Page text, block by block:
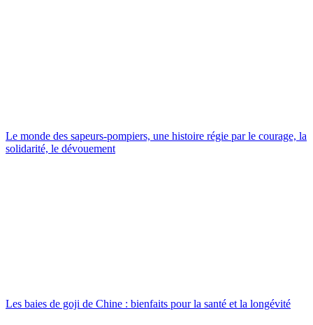
Le monde des sapeurs-pompiers, une histoire régie par le courage, la
solidarité, le dévouement
Les baies de goji de Chine : bienfaits pour la santé et la longévité